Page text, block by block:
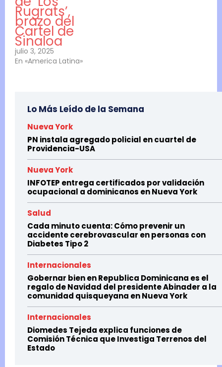
Rugrats’,
brazo del
Cartel de
Sinaloa
julio 3, 2025
En «America Latina»
Lo Más Leído de la Semana
Nueva York
PN instala agregado policial en cuartel de
Providencia-USA
Nueva York
INFOTEP entrega certificados por validación
ocupacional a dominicanos en Nueva York
Salud
Cada minuto cuenta: Cómo prevenir un
accidente cerebrovascular en personas con
Diabetes Tipo 2
Internacionales
Gobernar bien en Republica Dominicana es el
regalo de Navidad del presidente Abinader a la
comunidad quisqueyana en Nueva York
Internacionales
Diomedes Tejeda explica funciones de
Comisión Técnica que Investiga Terrenos del
Estado